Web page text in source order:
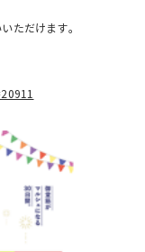
ただけます。